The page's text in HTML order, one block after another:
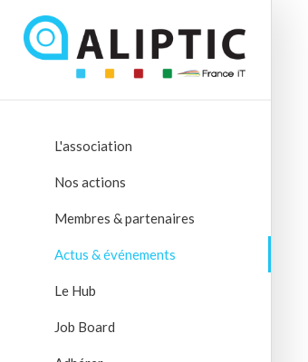
L'association
Nos actions
Membres & partenaires
Actus & événements
Le Hub
Job Board